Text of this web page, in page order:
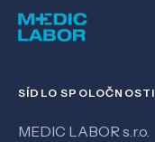
SÍDLO SPOLOČNOSTI
MEDIC LABOR s.r.o.